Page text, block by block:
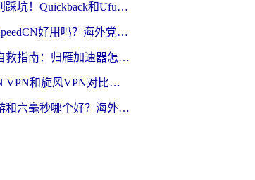
海外党别踩坑！Quickback和UfunR好用吗？选对回国加速器才能无缝刷国内资源
迅游和SpeedCN好用吗？海外党如何破解那道看不见的墙
海外党自救指南：归雁加速器怎么样？教你避开坑实现国内资源无缝访问
ChickCN VPN和旋风VPN对比哪个回国效果更好？海外用户的选择困境与出路
雷神手游和六毫秒哪个好？海外党如何真正解锁国内资源